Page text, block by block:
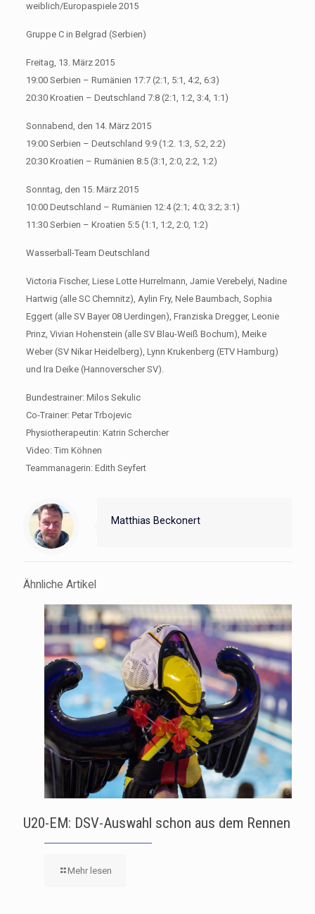
weiblich/Europaspiele 2015
Gruppe C in Belgrad (Serbien)
Freitag, 13. März 2015
19:00 Serbien – Rumänien 17:7 (2:1, 5:1, 4:2, 6:3)
20:30 Kroatien – Deutschland 7:8 (2:1, 1:2, 3:4, 1:1)
Sonnabend, den 14. März 2015
19:00 Serbien – Deutschland 9:9 (1:2. 1:3, 5:2, 2:2)
20:30 Kroatien – Rumänien 8:5 (3:1, 2:0, 2:2, 1:2)
Sonntag, den 15. März 2015
10:00 Deutschland – Rumänien 12:4 (2:1; 4:0; 3:2; 3:1)
11:30 Serbien – Kroatien 5:5 (1:1, 1:2, 2:0, 1:2)
Wasserball-Team Deutschland
Victoria Fischer, Liese Lotte Hurrelmann, Jamie Verebelyi, Nadine
Hartwig (alle SC Chemnitz), Aylin Fry, Nele Baumbach, Sophia
Eggert (alle SV Bayer 08 Uerdingen), Franziska Dregger, Leonie
Prinz, Vivian Hohenstein (alle SV Blau-Weiß Bochum), Meike
Weber (SV Nikar Heidelberg), Lynn Krukenberg (ETV Hamburg)
und Ira Deike (Hannoverscher SV).
Bundestrainer: Milos Sekulic
Co-Trainer: Petar Trbojevic
Physiotherapeutin: Katrin Schercher
Video: Tim Köhnen
Teammanagerin: Edith Seyfert
Matthias Beckonert
Ähnliche Artikel
U20-EM: DSV-Auswahl schon aus dem Rennen
Mehr lesen